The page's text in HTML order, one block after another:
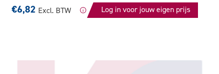
€6,82 Excl. BTW Log in voor jouw eigen prijs